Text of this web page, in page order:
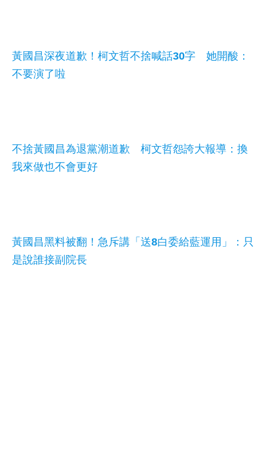
黃國昌深夜道歉！柯文哲不捨喊話30字 她開酸：
不要演了啦
不捨黃國昌為退黨潮道歉 柯文哲怨誇大報導：換
我來做也不會更好
黃國昌黑料被翻！急斥講「送8白委給藍運用」：只
是說誰接副院長